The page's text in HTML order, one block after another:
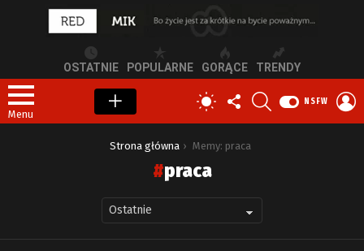
OSTATNIE POPULARNE GORĄCE TRENDY
Menu
PRZEŁĄCZ
SKÓRKĘ
OBSERWUJ
NAS
NSFW
Strona główna Memy: praca
praca